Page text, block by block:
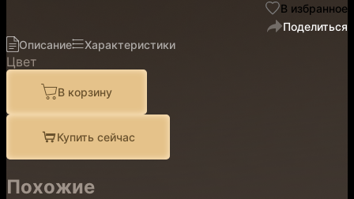
В избранное
Поделиться
Описание
Характеристики
Цвет
В корзину
Купить сейчас
Похожие